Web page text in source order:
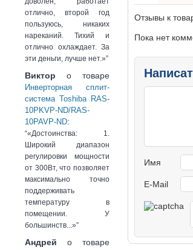
отлично, второй год
пользуюсь, никаких
нареканий. Тихий и
отлично охлаждает. За
эти деньги, лучше нет.»
Виктор о товаре
Инверторная сплит-
система Toshiba RAS-
10PKVP-ND/RAS-
10PAVP-ND:
«Достоинства: 1.
Широкий диапазон
регулировки мощности
от 300Вт, что позволяет
максимально точно
поддерживать
температуру в
помещении. У
большинств...»
Андрей о товаре
Отзывы к
Пока нет
Имя
E-Mail